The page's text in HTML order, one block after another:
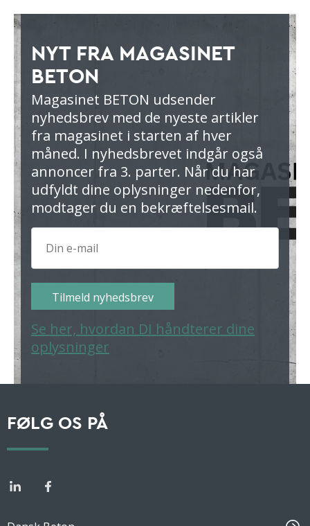
NYT FRA MAGASINET
BETON
Magasinet BETON udsender
nyhedsbrev med de nyeste artikler
fra magasinet i starten af hver
måned. I nyhedsbrevet indgår også
annoncer fra 3. parter. Når du har
udfyldt dine oplysninger nedenfor,
modtager du en bekræftelsesmail.
Tilmeld nyhedsbrev
Se her, hvordan DI håndterer dine
oplysninger
FØLG OS PÅ